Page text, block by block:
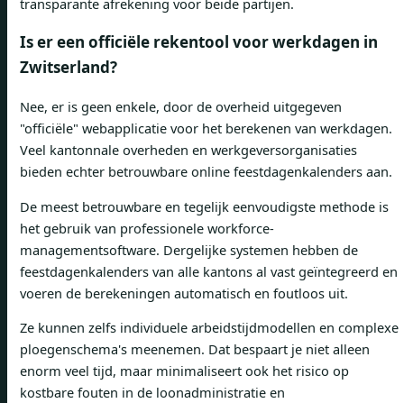
transparante afrekening voor beide partijen.
Is er een officiële rekentool voor werkdagen in
Zwitserland?
Nee, er is geen enkele, door de overheid uitgegeven
"officiële" webapplicatie voor het berekenen van werkdagen.
Veel kantonnale overheden en werkgeversorganisaties
bieden echter betrouwbare online feestdagenkalenders aan.
De meest betrouwbare en tegelijk eenvoudigste methode is
het gebruik van professionele workforce-
managementsoftware. Dergelijke systemen hebben de
feestdagenkalenders van alle kantons al vast geïntegreerd en
voeren de berekeningen automatisch en foutloos uit.
Ze kunnen zelfs individuele arbeidstijdmodellen en complexe
ploegenschema's meenemen. Dat bespaart je niet alleen
enorm veel tijd, maar minimaliseert ook het risico op
kostbare fouten in de loonadministratie en